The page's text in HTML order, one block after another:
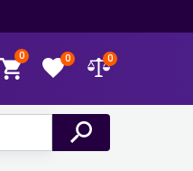
0 0 0